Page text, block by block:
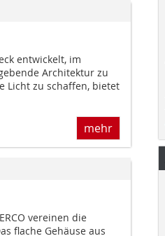
entwickelt, im
Architektur zu
Licht zu schaffen, bietet
mehr
vereinen die
flache Gehäuse aus